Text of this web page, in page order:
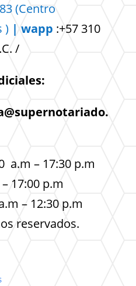
(Centro
) | wapp :+57 310
/
a.m – 17:30 p.m
17:00 p.m
– 12:30 p.m
reservados.